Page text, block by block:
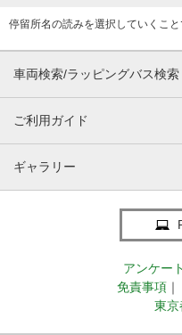
停留所名の読みを選択していくこと
車両検索/ラッピングバス検索
ご利用ガイド
ギャラリー
アンケート
免責事項 ｜
東京